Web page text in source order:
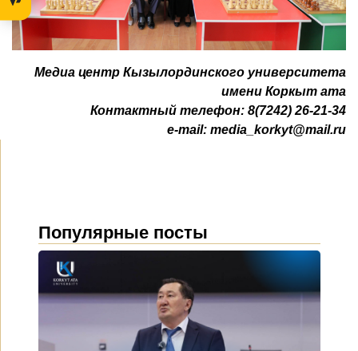
Медиа центр Кызылординского университета
имени Коркыт ата
Контактный телефон: 8(7242) 26-21-34
e-mail: media_korkyt@mail.ru
Популярные посты